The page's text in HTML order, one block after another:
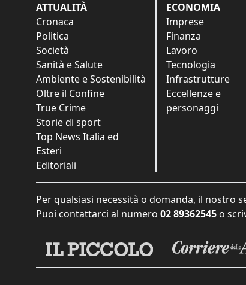
ATTUALITÀ
Cronaca
Politica
Società
Sanità e Salute
Ambiente e Sostenibilità
Oltre il Confine
True Crime
Storie di sport
Top News Italia ed
Esteri
Editoriali
ECONOMIA
Imprese
Finanza
Lavoro
Tecnologia
Infrastrutture
Eccellenze e
personaggi
Per qualsiasi necessità o domanda, il nostro
Puoi contattarci al numero 02 89362545 o